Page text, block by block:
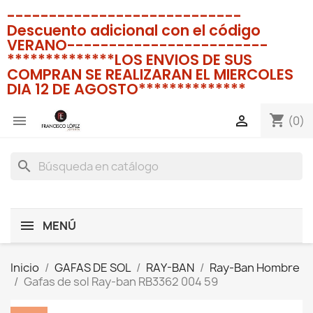
----------------------------
Descuento adicional con el código
VERANO------------------------
**************LOS ENVIOS DE SUS
COMPRAN SE REALIZARAN EL MIERCOLES
DIA 12 DE AGOSTO**************
 shopping_cart (0)

search
MENÚ
Inicio GAFAS DE SOL RAY-BAN
Ray-Ban Hombre
Gafas de sol Ray-ban RB3362 004 59